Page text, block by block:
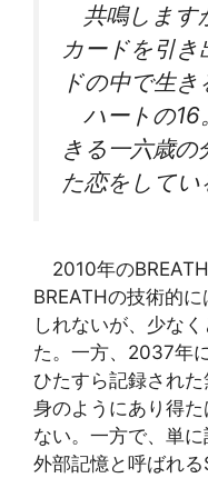
共鳴します
カードを引
ドの中で生き
ハートの16
きる一六歳の
た恋をして
2010年のBREATH
BREATHの技術的
しれないが、少な
た。一方、2037年
ひたすら記録され
身のようにあり得
ない。一方で、単
外部記憶と呼ばれ